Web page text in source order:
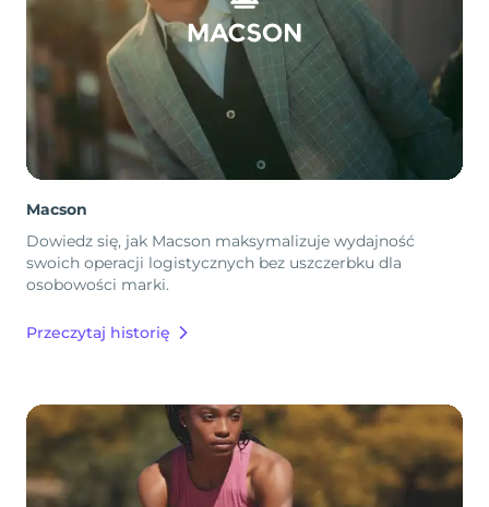
Macson
Dowiedz się, jak Macson maksymalizuje wydajność
swoich operacji logistycznych bez uszczerbku dla
osobowości marki.
Przeczytaj historię